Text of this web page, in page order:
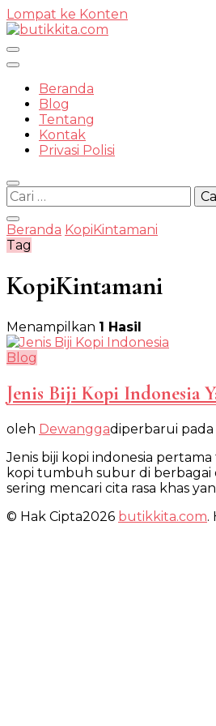
Lompat ke Konten
Beranda
Blog
Tentang
Kontak
Privasi Polisi
Cari
untuk:
Beranda KopiKintamani
Tag
KopiKintamani
Menampilkan 1 Hasil
Blog
Jenis Biji Kopi Indonesia
oleh Dewanggadiperbarui pada
Jenis biji kopi indonesia
kopi tumbuh subur di berbagai
sering mencari cita rasa khas
© Hak Cipta2026 butikkita.com.